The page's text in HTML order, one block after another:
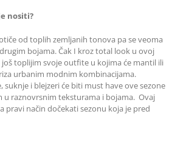
nositi?
od toplih zemljanih tonova pa se veoma
bojama. Čak I kroz total look u ovoj
toplijim svoje outfite u kojima će mantil ili
urbanim modnim kombinacijama.
suknje i blejzeri će biti must have ove sezone
u raznovrsnim teksturama i bojama. Ovaj
pravi način dočekati sezonu koja je pred